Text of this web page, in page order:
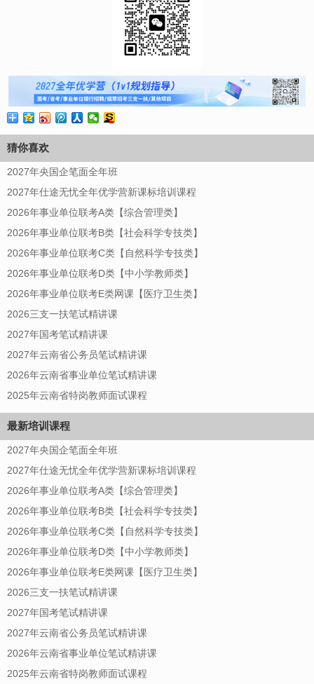
猜你喜欢
2027年央国企笔面全年班
2027年仕途无忧全年优学营新课标培训课程
2026年事业单位联考A类【综合管理类】
2026年事业单位联考B类【社会科学专技类】
2026年事业单位联考C类【自然科学专技类】
2026年事业单位联考D类【中小学教师类】
2026年事业单位联考E类网课【医疗卫生类】
2026三支一扶笔试精讲课
2027年国考笔试精讲课
2027年云南省公务员笔试精讲课
2026年云南省事业单位笔试精讲课
2025年云南省特岗教师面试课程
最新培训课程
2027年央国企笔面全年班
2027年仕途无忧全年优学营新课标培训课程
2026年事业单位联考A类【综合管理类】
2026年事业单位联考B类【社会科学专技类】
2026年事业单位联考C类【自然科学专技类】
2026年事业单位联考D类【中小学教师类】
2026年事业单位联考E类网课【医疗卫生类】
2026三支一扶笔试精讲课
2027年国考笔试精讲课
2027年云南省公务员笔试精讲课
2026年云南省事业单位笔试精讲课
2025年云南省特岗教师面试课程